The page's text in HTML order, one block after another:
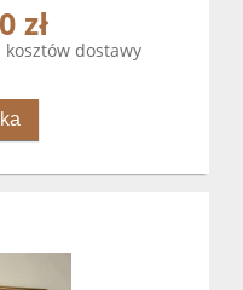
zł
kosztów dostawy